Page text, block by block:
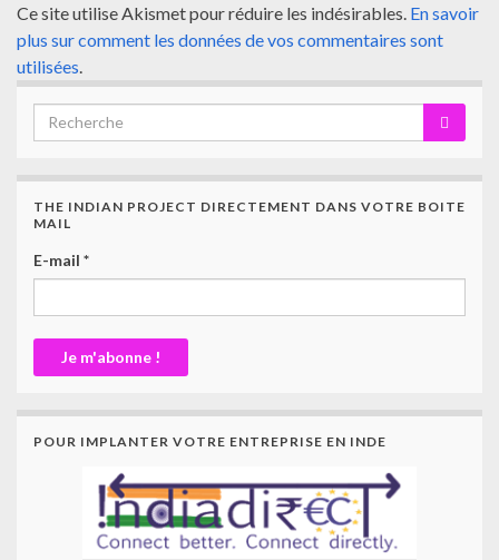
Ce site utilise Akismet pour réduire les indésirables. En savoir
plus sur comment les données de vos commentaires sont
utilisées
THE INDIAN PROJECT DIRECTEMENT DANS VOTRE BOITE
MAIL
E-mail *
POUR IMPLANTER VOTRE ENTREPRISE EN INDE